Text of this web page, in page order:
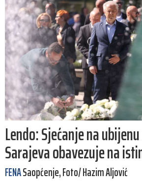
Lendo: Sjećanje na
Sarajeva obavezuje na
FENASaopćenje, Foto/ Hazim Aljović